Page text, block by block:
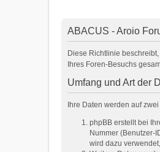
ABACUS - Aroio
Diese Richtlinie
Ihres Foren-Besuchs
Umfang und Art der
Ihre Daten werden auf
phpBB erstellt bei
Nummer (Benutzer-
wird dazu